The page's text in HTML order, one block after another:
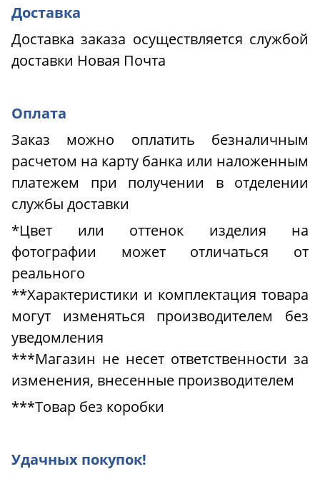
Доставка
Доставка заказа осуществляется службой
доставки Новая Почта
Оплата
Заказ можно оплатить безналичным
расчетом на карту банка или наложенным
платежем при получении в отделении
службы доставки
*Цвет или оттенок изделия на
фотографии может отличаться от
реального
**Характеристики и комплектация товара
могут изменяться производителем без
уведомления
***Магазин не несет ответственности за
изменения, внесенные производителем
***Товар без коробки
Удачных покупок!